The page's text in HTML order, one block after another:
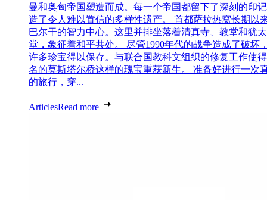
曼和奥匈帝国塑造而成。每一个帝国都留下了深刻的印
造了令人难以置信的多样性遗产。 首都萨拉热窝长期以
巴尔干的智力中心。这里并排坐落着清真寺、教堂和犹
堂，象征着和平共处。 尽管1990年代的战争造成了破坏
许多珍宝得以保存。与联合国教科文组织的修复工作使
名的莫斯塔尔桥这样的瑰宝重获新生。 准备好进行一次
的旅行，穿...
ArticlesRead more